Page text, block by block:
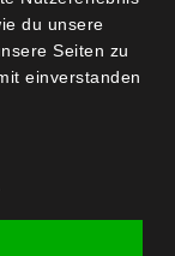
du unsere
Seiten zu
einverstanden